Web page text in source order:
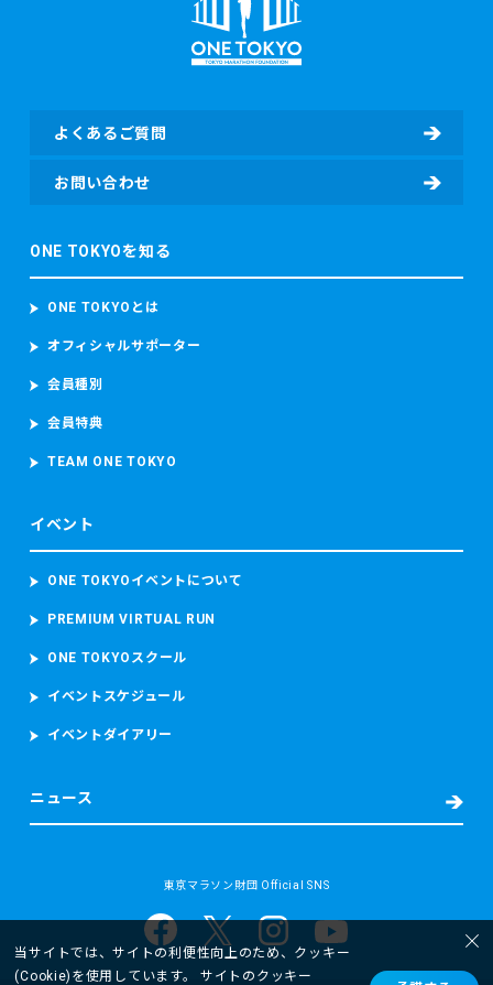
当サイトでは、サイトの利便性向上のため、クッキー
(Cookie)を使用しています。 サイトのクッキー
よくあるご質問
お問い合わせ
ONE TOKYOを知る
ONE TOKYOとは
オフィシャルサポーター
会員種別
会員特典
TEAM ONE TOKYO
イベント
ONE TOKYOイベントについて
PREMIUM VIRTUAL RUN
ONE TOKYOスクール
イベントスケジュール
イベントダイアリー
ニュース
東京マラソン財団 Official SNS